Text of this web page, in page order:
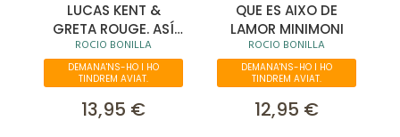
LUCAS KENT &
GRETA ROUGE. ASÍ
EMPEZÓ TODO
ROCIO BONILLA
DEMANA'NS-HO I HO
TINDREM AVIAT.
13,95 €
QUE ES AIXO DE
LAMOR MINIMONI
ROCIO BONILLA
DEMANA'NS-HO I HO
TINDREM AVIAT.
12,95 €